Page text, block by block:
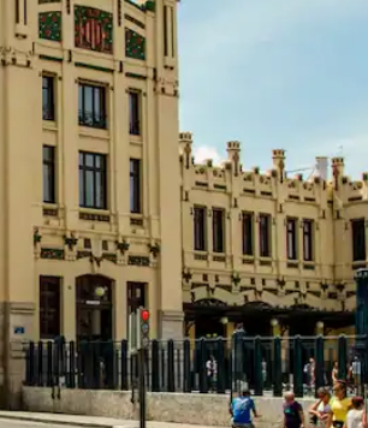
ಸ್ಪರ್ಶ ಅಥವಾ ಸ್ವೈಪ್ ಗೆಸ್ಚರ್‌ಗಳ ಮೂಲಕ ಅನ್ವೇಷಿಸಿ.